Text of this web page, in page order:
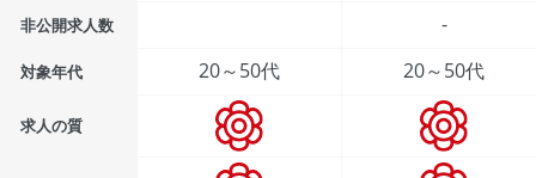
非公開求人数 -
対象年代 20～50代 20～50代
求人の質